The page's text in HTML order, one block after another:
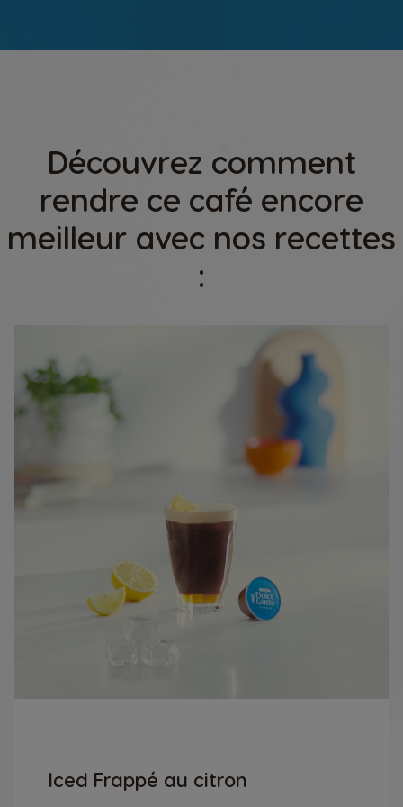
Découvrez comment
rendre ce café encore
meilleur avec nos recettes
:
Iced Frappé au citron